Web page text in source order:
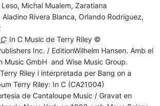
Michal Mualem, Zaratiana
Rivera Blanca, Orlando Rodriguez,
: In C Music de Terry Riley ©
Inc. / EditionWilhelm Hansen. Amb el
Music GmbH and Wise Music Group.
Riley i interpretada per Bang on a
Terry Riley: In C (CA21004)
de Cantaloupe Music / Gravat en